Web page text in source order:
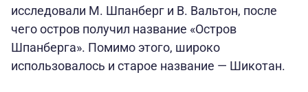
исследовали М. Шпанберг и В. Вальтон, после
чего остров получил название «Остров
Шпанберга». Помимо этого, широко
использовалось и старое название — Шикотан.